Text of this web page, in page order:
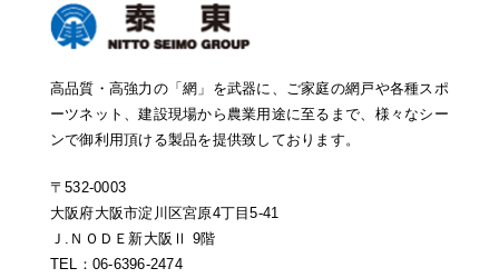
高品質・高強力の「網」を武器に、ご家庭の網戸や各種スポ
ーツネット、建設現場から農業用途に至るまで、様々なシー
ンで御利用頂ける製品を提供致しております。
〒532-0003
大阪府大阪市淀川区宮原4丁目5-41
Ｊ.ＮＯＤＥ新大阪Ⅱ 9階
TEL：06-6396-2474